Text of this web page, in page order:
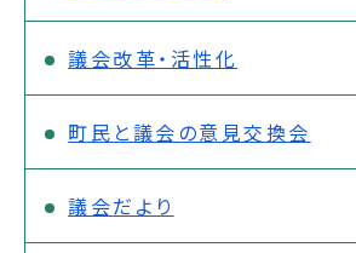
議会改革・活性化
町民と議会の意見交換会
議会だより